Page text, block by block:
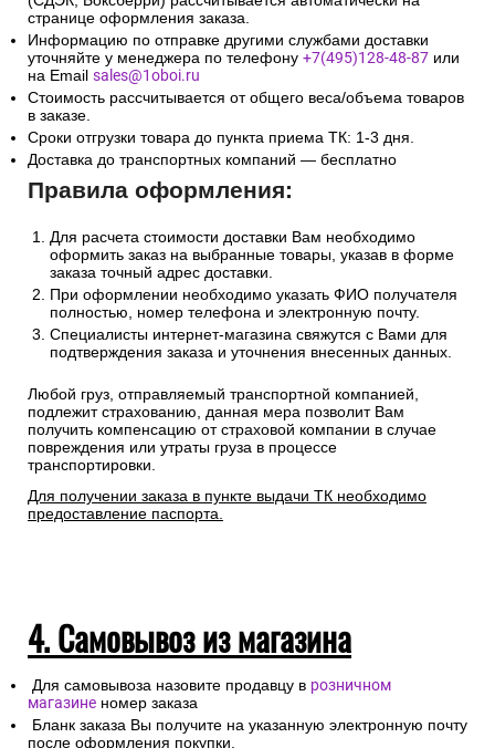
странице оформления заказа.
Информацию по отправке другими службами доставки
уточняйте у менеджера по телефону +7(495)128-48-87 или
на Email sales@1oboi.ru
Стоимость рассчитывается от общего веса/объема товаров
в заказе.
Сроки отгрузки товара до пункта приема ТК: 1-3 дня.
Доставка до транспортных компаний — бесплатно
Правила оформления:
Для расчета стоимости доставки Вам необходимо
оформить заказ на выбранные товары, указав в форме
заказа точный адрес доставки.
При оформлении необходимо указать ФИО получателя
полностью, номер телефона и электронную почту.
Специалисты интернет-магазина свяжутся с Вами для
подтверждения заказа и уточнения внесенных данных.
Любой груз, отправляемый транспортной компанией,
подлежит страхованию, данная мера позволит Вам
получить компенсацию от страховой компании в случае
повреждения или утраты груза в процессе
транспортировки.
Для получении заказа в пункте выдачи ТК необходимо
предоставление паспорта.
4. Самовывоз из магазина
Для самовывоза назовите продавцу в розничном
магазине номер заказа
Бланк заказа Вы получите на указанную электронную почту
после оформления покупки.